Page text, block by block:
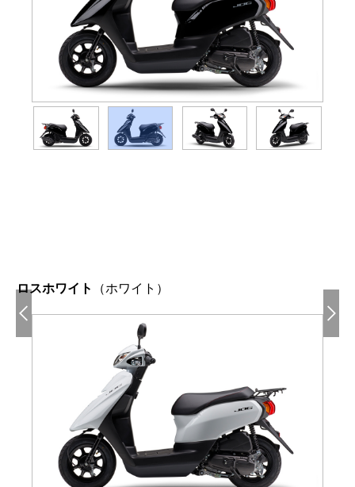
ロスホワイト （ホワイト）